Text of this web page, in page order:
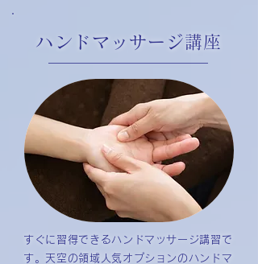
ハンドマッサージ講座
すぐに習得できるハンドマッサージ講習で
す。天空の領域人気オプションのハンドマ